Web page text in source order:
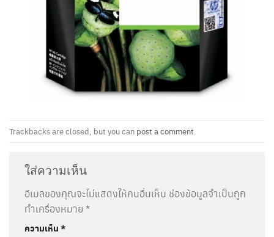
Trackbacks are closed, but you can post a comment
ใส่ความเห็น
อีเมลของคุณจะไม่แสดงให้คนอื่นเห็น ช่องข้อมูลจำเป็นถูก
ทำเครื่องหมาย *
ความเห็น*